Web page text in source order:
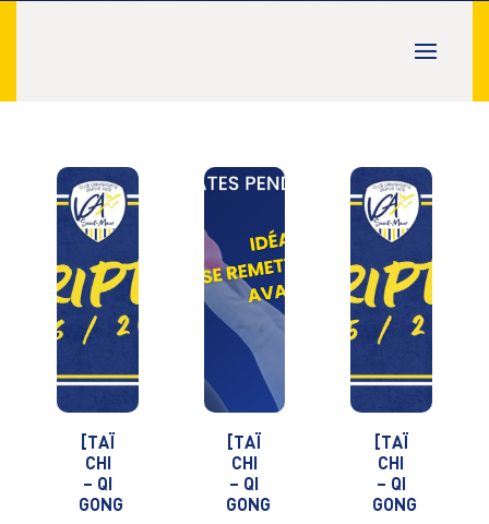
[TAÏ
CHI
– QI
GONG
[TAÏ
CHI
– QI
GONG
[TAÏ
CHI
– QI
GONG